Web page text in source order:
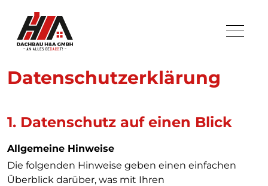
Datenschutzerklärung
1. Datenschutz auf einen Blick
Allgemeine Hinweise
Die folgenden Hinweise geben einen einfachen
Überblick darüber, was mit Ihren